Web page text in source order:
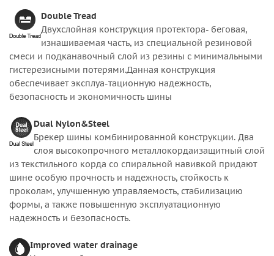
Double Tread
Двухслойная конструкция протектора- беговая,
изнашиваемая часть, из специальной резиновой
смеси и подканавочный слой из резины с минимальными
гистерезисными потерями.Данная конструкция
обеспечивает эксплуа-тационную надежность,
безопасность и экономичность шины
Dual Nylon&Steel
Брекер шины комбинированной конструкции. Два
слоя высокопрочного металлокордаизащитный слой
из текстильного корда со спиральной навивкой придают
шине особую прочность и надежность, стойкость к
проколам, улучшенную управляемость, стабилизацию
формы, а также повышенную эксплуатационную
надежность и безопасность.
Improved water drainage